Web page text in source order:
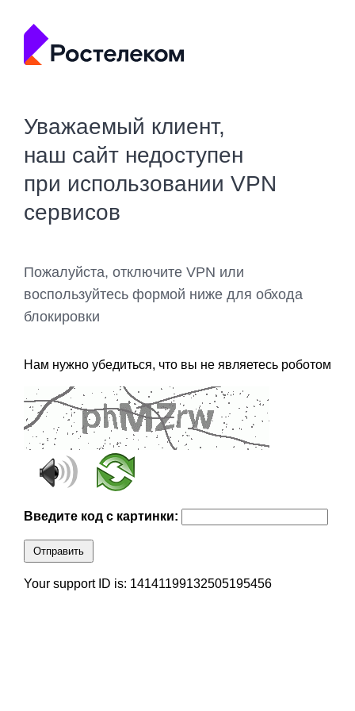
Уважаемый клиент,
наш сайт недоступен
при использовании VPN
сервисов
Пожалуйста, отключите VPN или
воспользуйтесь формой ниже для обхода
блокировки
Нам нужно убедиться, что вы не являетесь роботом
Введите код с картинки:
Отправить
Your support ID is: 14141199132505195456